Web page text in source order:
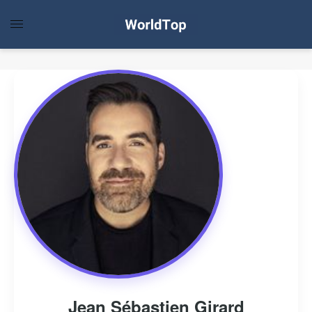
Jean Sébastien Girard